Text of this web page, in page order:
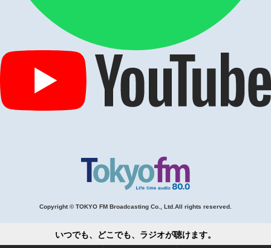
Copyright © TOKYO FM Broadcasting Co., Ltd.All rights reserved.
いつでも、どこでも、ラジオが聴けます。